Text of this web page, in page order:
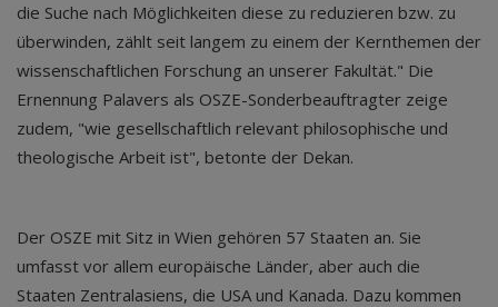
die Suche nach Möglichkeiten diese zu reduzieren bzw. zu
überwinden, zählt seit langem zu einem der Kernthemen der
wissenschaftlichen Forschung an unserer Fakultät." Die
Ernennung Palavers als OSZE-Sonderbeauftragter zeige
zudem, "wie gesellschaftlich relevant philosophische und
theologische Arbeit ist", betonte der Dekan.
Der OSZE mit Sitz in Wien gehören 57 Staaten an. Sie
umfasst vor allem europäische Länder, aber auch die
Staaten Zentralasiens, die USA und Kanada. Dazu kommen